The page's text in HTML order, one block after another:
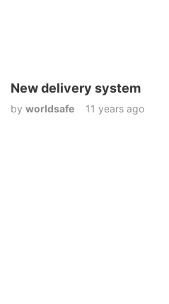
New delivery system
by worldsafe 11 years ago